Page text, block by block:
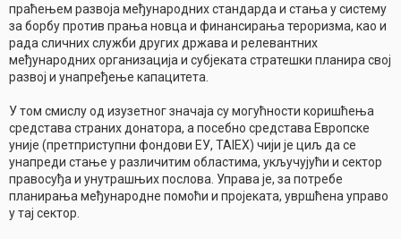
праћењем развоја међународних стандарда и стања у систему
за борбу против прања новца и финансирања тероризма, као и
рада сличних служби других држава и релевантних
међународних организација и субјеката стратешки планира свој
развој и унапређење капацитета.
У том смислу од изузетног значаја су могућности коришћења
средстава страних донатора, а посебно средстава Европске
уније (претприступни фондови EУ, TAIEX) чији је циљ да се
унапреди стање у различитим областима, укључујући и сектор
правосуђа и унутрашњих послова. Управа је, за потребе
планирања међународне помоћи и пројеката, увршћена управо
у тај сектор.